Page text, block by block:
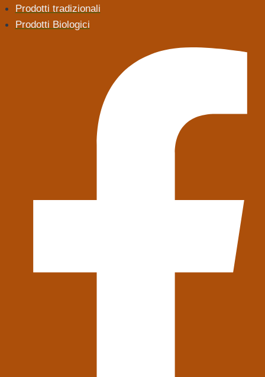
Prodotti tradizionali
Prodotti Biologici